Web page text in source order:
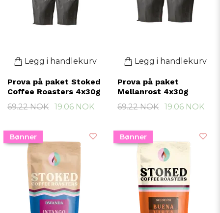
Legg i handlekurv
Prova på paket Stoked
Coffee Roasters 4x30g
69.22 NOK
19.06 NOK
Legg i handlekurv
Prova på paket
Mellanrost 4x30g
69.22 NOK
19.06 NOK
Bønner Bønner